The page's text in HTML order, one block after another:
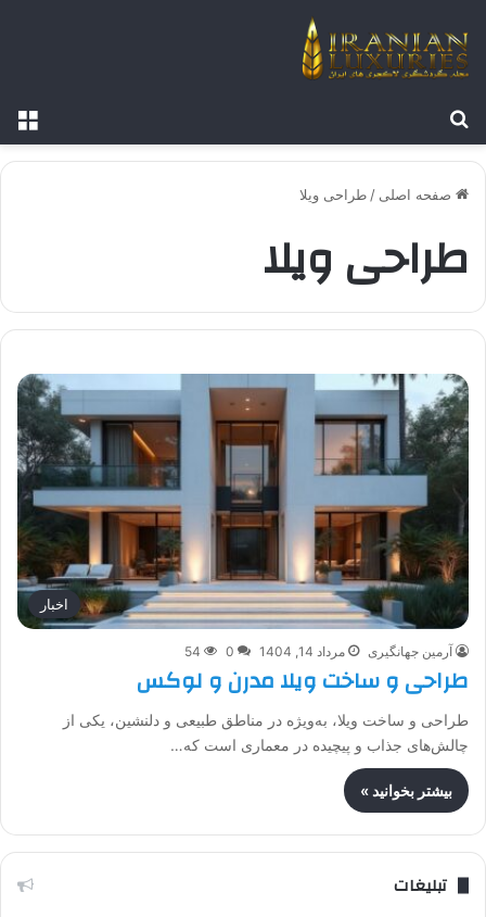
صفحه اصلی / طراحی ویلا
طراحی ویلا
اخبار
آرمین جهانگیری مرداد 14, 1404 0
54
طراحی و ساخت ویلا مدرن و لوکس
طراحی و ساخت ویلا، به‌ویژه در مناطق طبیعی و دلنشین، یکی از
چالش‌های جذاب و پیچیده در معماری است که…
بیشتر بخوانید »
تبلیغات